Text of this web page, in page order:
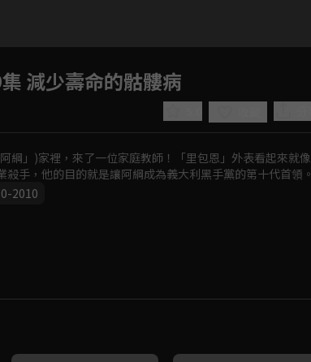
Video
集 減少壽命的骷髏病
綱」)家裡，來了一位家庭教師！「里包恩」外表看起來就像
手，他的目的就是讓阿綱成為義大利黑手黨的第十代首領。
2010